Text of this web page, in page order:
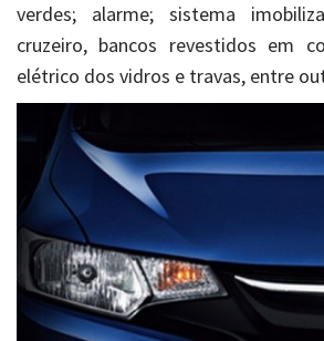
verdes; alarme; sistema
cruzeiro, bancos revestidos em
elétrico dos vidros e travas, entre